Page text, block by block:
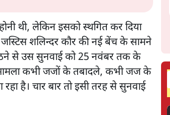
थी, लेकिन इसको स्थगित कर दिया
शलिन्दर कौर की नई बेंच के सामने
से उस सुनवाई को 25 नवंबर तक के
मामला कभी जजों के तबादले, कभी जज के
है। चार बार तो इसी तरह से सुनवाई